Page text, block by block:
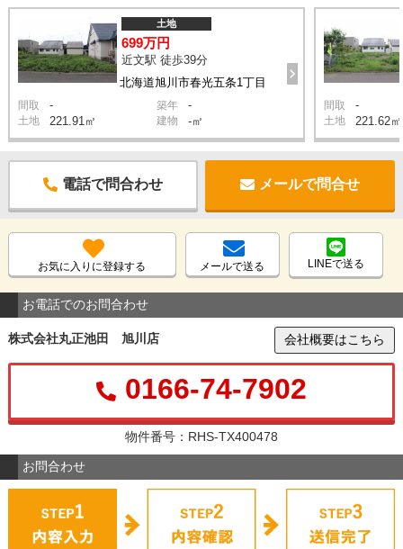
北海道旭川市春光五条1丁目
土地
699万円
近文駅 徒歩39分
間取 - 築年 -
土地 221.91㎡ 建物 -㎡
間取 -
土地 221.62㎡
電話で問合わせ メールで問合せ
お気に入りに登録する メールで送る LINEで送る
お電話でのお問合わせ
株式会社丸正池田 旭川店 会社概要はこちら
0166-74-7902
物件番号：RHS-TX400478
お問合わせ